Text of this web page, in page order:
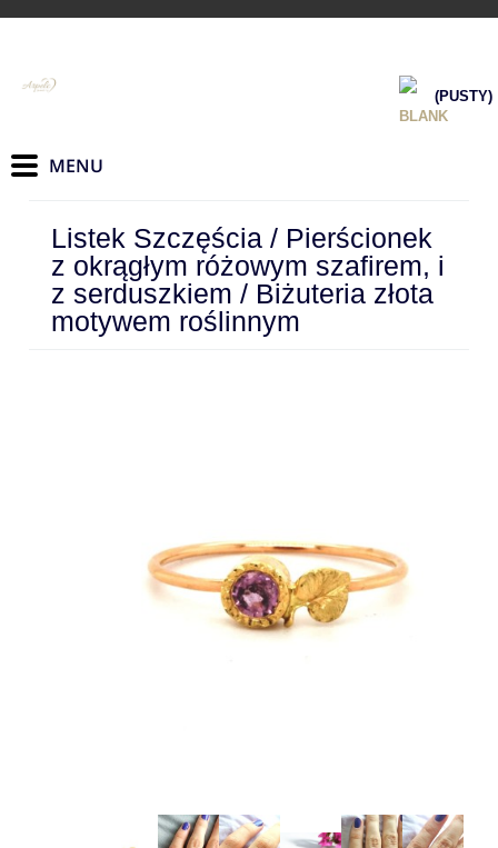
(PUSTY)
Listek Szczęścia / Pierścionek
z okrągłym różowym szafirem, i
z serduszkiem / Biżuteria złota
motywem roślinnym